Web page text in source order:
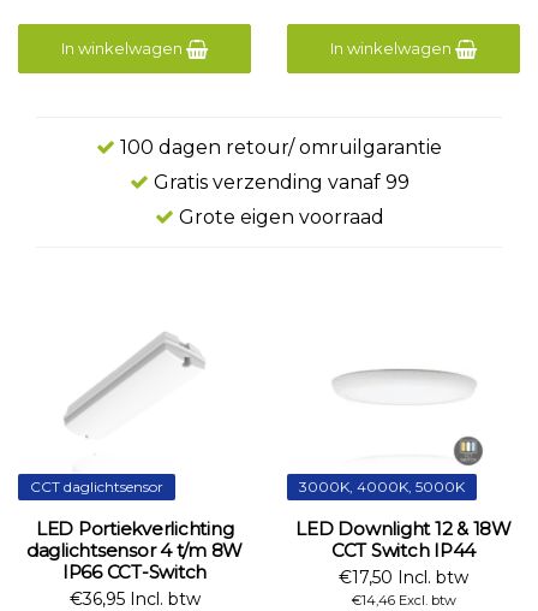
In winkelwagen In winkelwagen
100 dagen retour/ omruilgarantie
Gratis verzending vanaf 99
Grote eigen voorraad
CCT daglichtsensor
LED Portiekverlichting
daglichtsensor 4 t/m 8W
IP66 CCT-Switch
€36,95 Incl. btw
3000K, 4000K, 5000K
LED Downlight 12 & 18W
CCT Switch IP44
€17,50 Incl. btw
€14,46 Excl. btw